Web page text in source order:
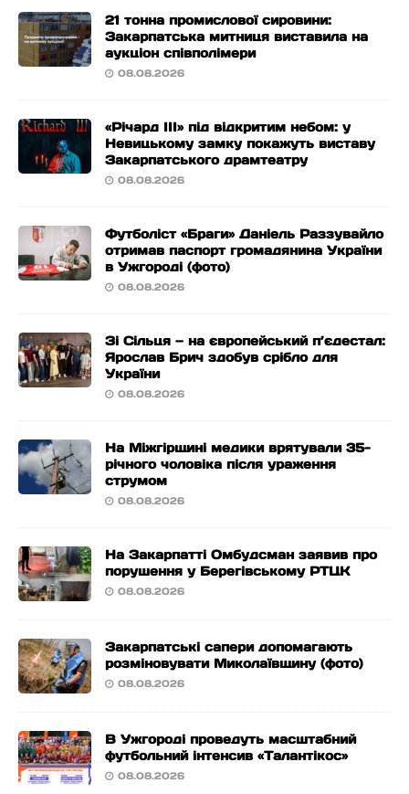
21 тонна промислової сировини:
Закарпатська митниця виставила на
аукціон співполімери
08.08.2026
«Річард ІІІ» під відкритим небом: у
Невицькому замку покажуть виставу
Закарпатського драмтеатру
08.08.2026
Футболіст «Браги» Даніель Раззувайло
отримав паспорт громадянина України
в Ужгороді (фото)
08.08.2026
Зі Сільця — на європейський п’єдестал:
Ярослав Брич здобув срібло для
України
08.08.2026
На Міжгірщині медики врятували 35-
річного чоловіка після ураження
струмом
08.08.2026
На Закарпатті Омбудсман заявив про
порушення у Берегівському РТЦК
08.08.2026
Закарпатські сапери допомагають
розміновувати Миколаївщину (фото)
08.08.2026
В Ужгороді проведуть масштабний
футбольний інтенсив «Талантікос»
08.08.2026